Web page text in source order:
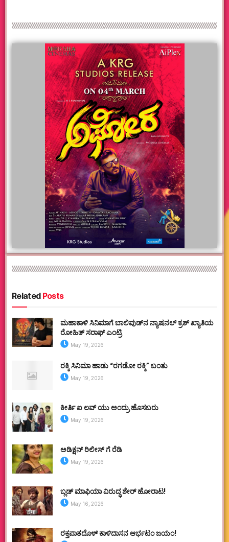
RelatedPosts
ಮಹಾಕಾಳಿ ಸಿನಿಮಾಗೆ ಬಾಲಿವುಡ್‌ನ ನ್ಯಾಷನಲ್ ಕ್ರಶ್ ಖ್ಯಾತಿಯ
ರೋಹಿತ್ ಸರಾಫ್ ಎಂಟ್ರಿ
May 19, 2026
ರಕ್ಕಿ ಸಿನಿಮಾ ಹಾಡು “ರಗಡೋ ರಕ್ಕಿ” ಬಂತು
May 19, 2026
ಕೀರ್ತಿ ಐ ಲವ್ ಯು ಅಂದ್ರು ಹೊಸಬರು
May 19, 2026
ಅಡಿಕ್ಷನ್ ರಿಲೀಸ್ ಗೆ ರೆಡಿ
May 19, 2026
ಬ್ಲಡ್ ಮಾಫಿಯಾ ವಿರುದ್ಧ ಶೇರ್ ಹೋರಾಟ!
May 16, 2026
ರಕ್ತಪಾತದೊಳ್ ಕಾಳಿದಾಸನ ಆರ್ಭಟಂ ಜಯಂ!